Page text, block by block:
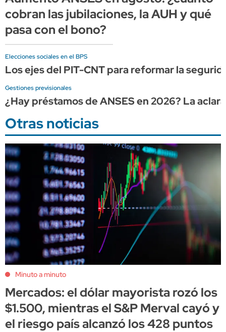
cobran las jubilaciones, la AUH y qué
pasa con el bono?
Elecciones sociales en el BPS
Los ejes del PIT-CNT para reformar la
Gestiones previsionales
¿Hay préstamos de ANSES en 2026? La
Otras noticias
Minuto a minuto
Mercados: el dólar mayorista rozó los
$1.500, mientras el S&P Merval cayó y
el riesgo país alcanzó los 428 puntos